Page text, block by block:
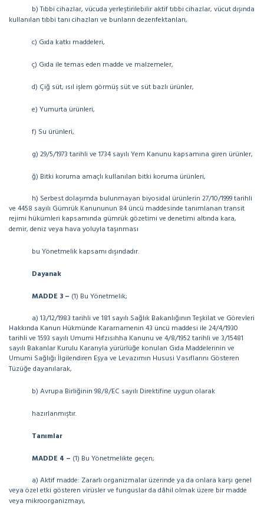
b) Tıbbi cihazlar, vücuda yerleştirilebilir aktif tıbbi cihazlar, vücut dışında
kullanılan tıbbi tanı cihazları ve bunların dezenfektanları,
c) Gıda katkı maddeleri,
ç) Gıda ile temas eden madde ve malzemeler,
d) Çiğ süt, ısıl işlem görmüş süt ve süt bazlı ürünler,
e) Yumurta ürünleri,
f) Su ürünleri,
g) 29/5/1973 tarihli ve 1734 sayılı Yem Kanunu kapsamına giren ürünler,
ğ) Bitki koruma amaçlı kullanılan bitki koruma ürünleri,
h) Serbest dolaşımda bulunmayan biyosidal ürünlerin 27/10/1999 tarihli
ve 4458 sayılı Gümrük Kanununun 84 üncü maddesinde tanımlanan transit
rejimi hükümleri kapsamında gümrük gözetimi ve denetimi altında kara,
demir, deniz veya hava yoluyla taşınması
bu Yönetmelik kapsamı dışındadır.
Dayanak
MADDE 3 – (1) Bu Yönetmelik;
a) 13/12/1983 tarihli ve 181 sayılı Sağlık Bakanlığının Teşkilat ve Görevleri
Hakkında Kanun Hükmünde Kararnamenin 43 üncü maddesi ile 24/4/1930
tarihli ve 1593 sayılı Umumi Hıfzısıhha Kanunu ve 4/8/1952 tarihli ve 3/15481
sayılı Bakanlar Kurulu Kararıyla yürürlüğe konulan Gıda Maddelerinin ve
Umumi Sağlığı İlgilendiren Eşya ve Levazımın Hususi Vasıflarını Gösteren
Tüzüğe dayanılarak,
b) Avrupa Birliğinin 98/8/EC sayılı Direktifine uygun olarak
hazırlanmıştır.
Tanımlar
MADDE 4 – (1) Bu Yönetmelikte geçen;
a) Aktif madde: Zararlı organizmalar üzerinde ya da onlara karşı genel
veya özel etki gösteren virüsler ve funguslar da dâhil olmak üzere bir madde
veya mikroorganizmayı,